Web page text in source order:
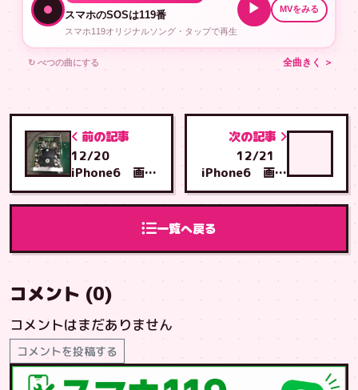
スマホのSOSは119番
スマホ119オリジナルソング・タップで再生
▶ MVをみる
↻ べつの曲にする 全曲きく ＞
前の記事
12/20
iPhone6 画面
交換 浦添市か
ら泡瀬店へご来
一覧へ戻る
次の記事
12/21
iPhone6 画面
交換 石川店へ
ご来店
コメント (0)
コメントはまだありません
コメントを投稿する